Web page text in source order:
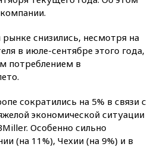
снизились, несмотря на
в июле-сентябре этого года,
потреблением в
сократились на 5% в связи с
экономической ситуации
Особенно сильно
(на 11%), Чехии (на 9%) и в